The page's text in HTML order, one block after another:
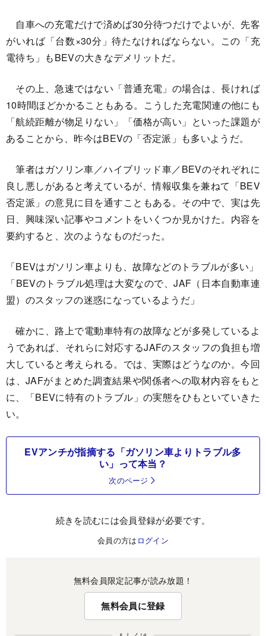
自車への充電だけで済めば30分待つだけでよいが、先客
がいれば「台数×30分」待たなければならない。この「充
電待ち」もBEVの大きなデメリットだ。
その上、急速ではない「普通充電」の場合は、長ければ
10時間ほどかかることもある。こうした充電関連の他にも
「航続距離が物足りない」「価格が高い」といった課題が
あることから、昨今はBEVの「否定派」も多いようだ。
筆者はガソリン車／ハイブリッド車／BEVのそれぞれに
良し悪しがあると考えているが、情報収集を兼ねて「BEV
否定派」の意見に目を通すこともある。その中で、実は先
日、興味深い記事やコメントをいくつか見かけた。内容を
要約すると、次のようなものだった。
「BEVはガソリン車よりも、故障などのトラブルが多い」
「BEVのトラブル処理は大変なので、JAF（日本自動車連
盟）のスタッフの迷惑になっているようだ」
確かに、路上で電動車特有の故障などが多発しているよ
うであれば、それらに対応するJAFのスタッフの負担も増
大していると考えられる。では、実際はどうなのか。今回
は、JAFがまとめた調査結果や関係者への取材内容をもと
に、「BEVに特有のトラブル」の実態をひもといていきた
い。
EVアンチが指摘する「ガソリン車よりトラブル多
い」って本当？
次のページ
続きを読むには会員登録が必要です。
会員の方は ログイン
無料会員限定記事が読み放題！
無料会員に登録